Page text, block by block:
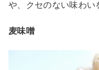
や、クセのない味わい
麦味噌